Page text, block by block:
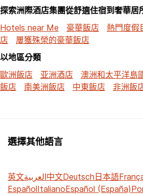
探索洲際酒店集團從舒適住宿到奢華居
Hotels near Me
豪華飯店 熱門度假
店
屢獲殊榮的豪華飯店
以地區分類
歐洲飯店
亚洲酒店 澳洲和太平洋島
飯店
南美洲飯店 中東飯店 非洲飯
選擇其他語言
英文العربية中文Deutsch日本語
EspañolItalianoEspañol (España)